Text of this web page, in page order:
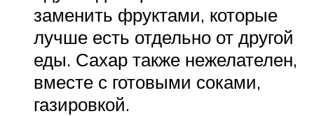
заменить фруктами, которые
лучше есть отдельно от другой
еды. Сахар также нежелателен,
вместе с готовыми соками,
газировкой.